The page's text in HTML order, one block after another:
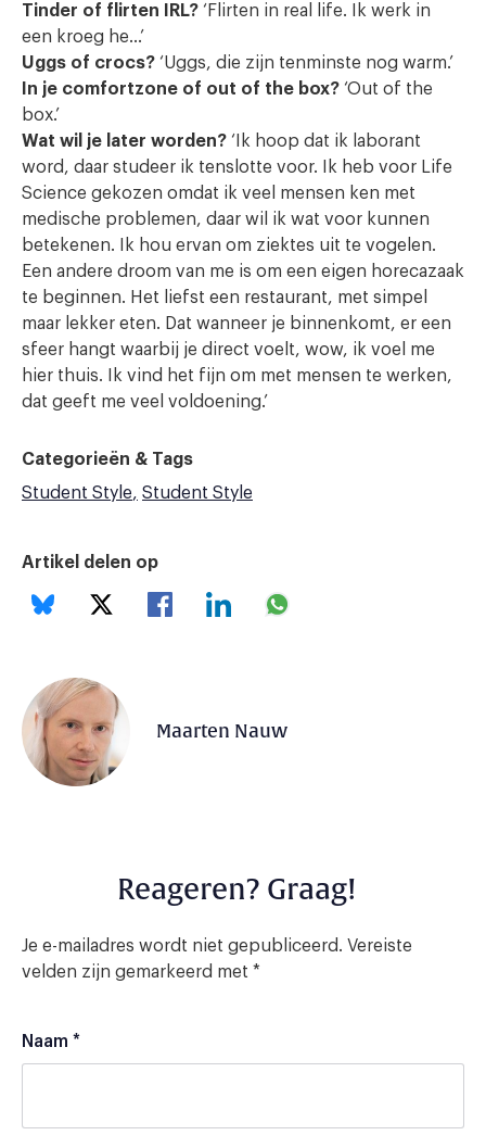
Tinder of flirten IRL? ‘Flirten in real life. Ik werk in
een kroeg he…’
Uggs of crocs? ‘Uggs, die zijn tenminste nog warm.’
In je comfortzone of out of the box? ‘Out of the
box.’
Wat wil je later worden? ‘Ik hoop dat ik laborant
word, daar studeer ik tenslotte voor. Ik heb voor Life
Science gekozen omdat ik veel mensen ken met
medische problemen, daar wil ik wat voor kunnen
betekenen. Ik hou ervan om ziektes uit te vogelen.
Een andere droom van me is om een eigen horecazaak
te beginnen. Het liefst een restaurant, met simpel
maar lekker eten. Dat wanneer je binnenkomt, er een
sfeer hangt waarbij je direct voelt, wow, ik voel me
hier thuis. Ik vind het fijn om met mensen te werken,
dat geeft me veel voldoening.’
Categorieën & Tags
Student Style
Student Style
Artikel delen op
Maarten Nauw
Reageren? Graag!
Je e-mailadres wordt niet gepubliceerd. Vereiste
velden zijn gemarkeerd met *
Naam *